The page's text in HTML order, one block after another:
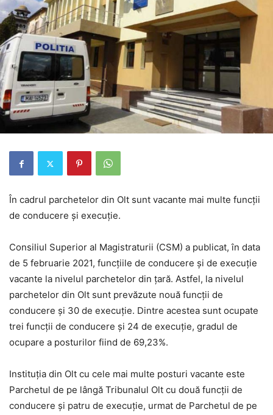
În cadrul parchetelor din Olt sunt vacante mai multe funcții
de conducere și execuție.
Consiliul Superior al Magistraturii (CSM) a publicat, în data
de 5 februarie 2021, funcțiile de conducere și de execuție
vacante la nivelul parchetelor din țară. Astfel, la nivelul
parchetelor din Olt sunt prevăzute nouă funcții de
conducere și 30 de execuție. Dintre acestea sunt ocupate
trei funcții de conducere și 24 de execuție, gradul de
ocupare a posturilor fiind de 69,23%.
Instituția din Olt cu cele mai multe posturi vacante este
Parchetul de pe lângă Tribunalul Olt cu două funcții de
conducere și patru de execuție, urmat de Parchetul de pe